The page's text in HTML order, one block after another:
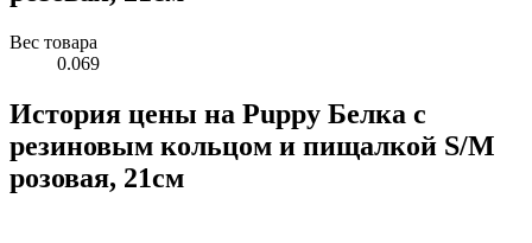
Вес товара
0.069
История цены на Puppy Белка с
резиновым кольцом и пищалкой S/M
розовая, 21см